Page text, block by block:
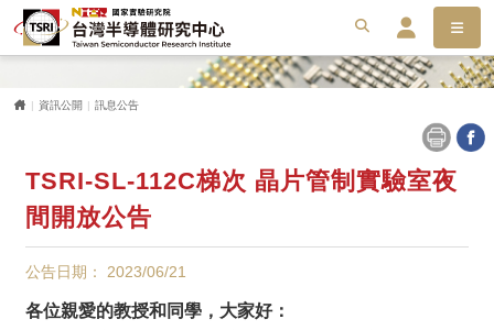
搜
會員服務平台
選單
首頁資訊公開 訊息公告
TSRI-SL-112C梯次 晶片管制實驗室夜
間開放公告
公告日期： 2023/06/21
各位親愛的教授和同學，大家好：